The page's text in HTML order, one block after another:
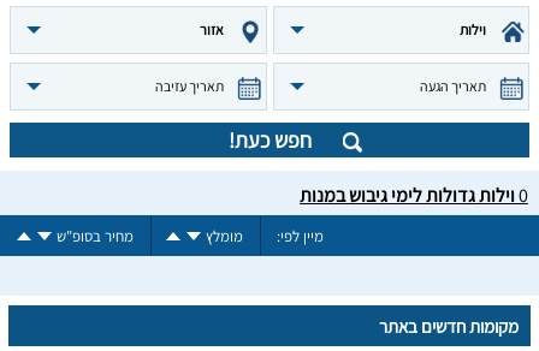
וילות אזור
תאריך הגעה תאריך עזיבה
חפש כעת!
0וילות גדולות לימי גיבוש במנות
מיין לפי: מומלץ מחיר בסופ"ש
מקומות חדשים באתר